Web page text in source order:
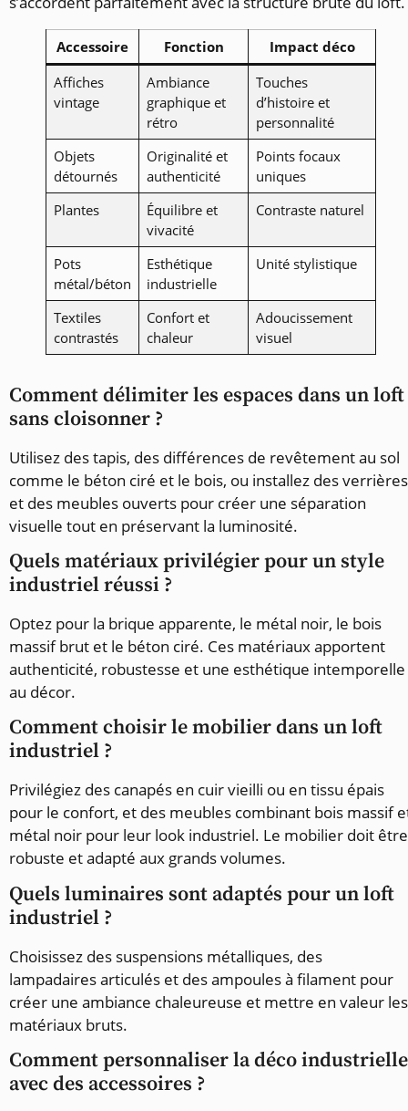
Accessoire Fonction
Impact déco
Affiches
vintage
Ambiance
graphique et
rétro
Touches
d’histoire et
personnalité
Objets
détournés
Originalité et
authenticité
Points focaux
uniques
Plantes
Équilibre et
vivacité
Contraste naturel
Pots
métal/béton
Esthétique
industrielle
Unité stylistique
Textiles
contrastés
Confort et
chaleur
Adoucissement
visuel
Comment délimiter les espaces dans un loft
sans cloisonner ?
Utilisez des tapis, des différences de revêtement au sol
comme le béton ciré et le bois, ou installez des verrières
et des meubles ouverts pour créer une séparation
visuelle tout en préservant la luminosité.
Quels matériaux privilégier pour un style
industriel réussi ?
Optez pour la brique apparente, le métal noir, le bois
massif brut et le béton ciré. Ces matériaux apportent
authenticité, robustesse et une esthétique intemporelle
au décor.
Comment choisir le mobilier dans un loft
industriel ?
Privilégiez des canapés en cuir vieilli ou en tissu épais
pour le confort, et des meubles combinant bois massif
métal noir pour leur look industriel. Le mobilier doit être
robuste et adapté aux grands volumes.
Quels luminaires sont adaptés pour un loft
industriel ?
Choisissez des suspensions métalliques, des
lampadaires articulés et des ampoules à filament pour
créer une ambiance chaleureuse et mettre en valeur les
matériaux bruts.
Comment personnaliser la déco industrielle
avec des accessoires ?